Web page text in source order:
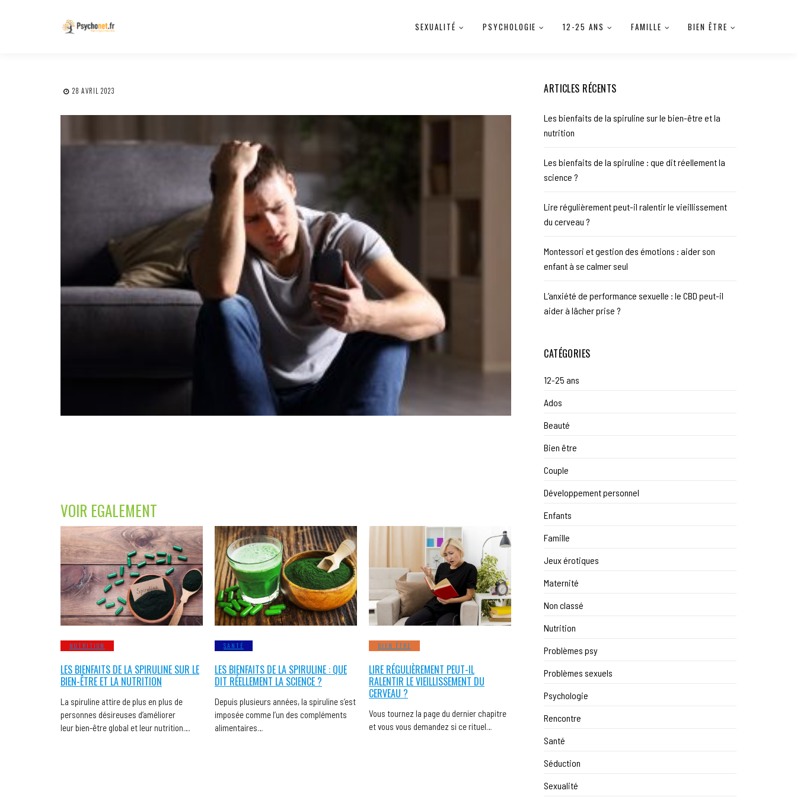
SEXUALITÉ PSYCHOLOGIE 12-25 ANS FAMILLE BIEN ÊTRE
28 AVRIL 2023
VOIR EGALEMENT
NUTRITION
LES BIENFAITS DE LA SPIRULINE SUR LE
BIEN-ÊTRE ET LA NUTRITION
La spiruline attire de plus en plus de
personnes désireuses d’améliorer
leur bien-être global et leur nutrition….
SANTÉ
LES BIENFAITS DE LA SPIRULINE : QUE
DIT RÉELLEMENT LA SCIENCE ?
Depuis plusieurs années, la spiruline s’est
imposée comme l’un des compléments
alimentaires…
BIEN ÊTRE
LIRE RÉGULIÈREMENT PEUT-IL
RALENTIR LE VIEILLISSEMENT DU
CERVEAU ?
Vous tournez la page du dernier chapitre
et vous vous demandez si ce rituel…
ARTICLES RÉCENTS
Les bienfaits de la spiruline sur le bien-être et la
nutrition
Les bienfaits de la spiruline : que dit réellement la
science ?
Lire régulièrement peut-il ralentir le vieillissement
du cerveau ?
Montessori et gestion des émotions : aider son
enfant à se calmer seul
L’anxiété de performance sexuelle : le CBD peut-il
aider à lâcher prise ?
CATÉGORIES
12-25 ans
Ados
Beauté
Bien être
Couple
Développement personnel
Enfants
Famille
Jeux érotiques
Maternité
Non classé
Nutrition
Problèmes psy
Problèmes sexuels
Psychologie
Rencontre
Santé
Séduction
Sexualité